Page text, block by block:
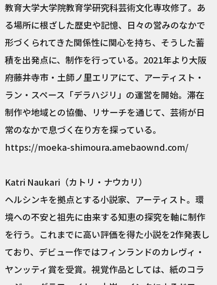
教育大学大学院教育学研究科芸術文化専攻修了。あ
る場所に根ざした歴史や記憶、日々の営みのなかで
形づくられてきた関係性に関心を持ち、そうした蓄
積を出発点に、制作を行っている。2021年より大阪
府藤井寺市・土師ノ里エリアにて、アーティスト・
ラン・スペース「デラハジリ」の運営を開始。滞在
制作や地域との協働、リサーチを通じて、芸術が日
常のなかで息づく在り方を探っている。
https://moeka-shimoura.amebaownd.com/
Katri Naukari（カトリ・ナウカリ）
ヘルシンキを拠点とする小説家、アーティスト。環
境への不安と祖先に由来する知恵の探究を軸に制作
を行う。これまでに高い評価を得た小説を2作発表し
ており、デビュー作ではフィンランドのカレヴィ・
ヤンッティ賞を受賞。視覚作品としては、紙のコラ